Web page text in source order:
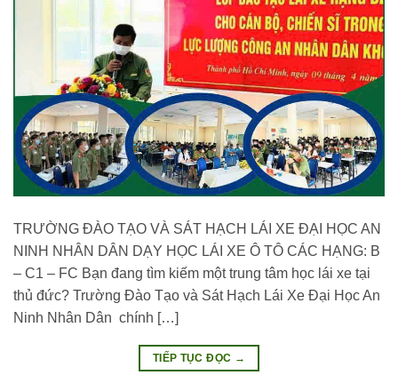
TRƯỜNG ĐÀO TẠO VÀ SÁT HẠCH LÁI XE ĐẠI HỌC AN
NINH NHÂN DÂN DẠY HỌC LÁI XE Ô TÔ CÁC HẠNG: B
– C1 – FC Bạn đang tìm kiếm một trung tâm học lái xe tại
thủ đức? Trường Đào Tạo và Sát Hạch Lái Xe Đại Học An
Ninh Nhân Dân chính […]
TIẾP TỤC ĐỌC →